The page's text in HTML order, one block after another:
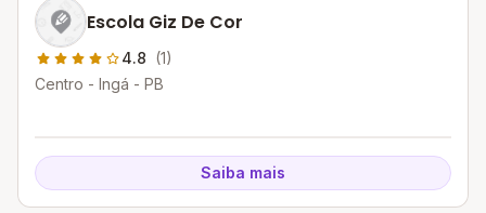
Escola Giz De Cor
4.8 (1)
Centro - Ingá - PB
Saiba mais